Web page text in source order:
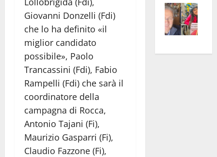
Giovanni Donzelli (Fdi)
che lo ha definito «il
miglior candidato
possibile», Paolo
Trancassini (Fdi), Fabio
Rampelli (Fdi) che sarà il
coordinatore della
campagna di Rocca,
Antonio Tajani (Fi),
Maurizio Gasparri (Fi),
Claudio Fazzone (Fi),
euro